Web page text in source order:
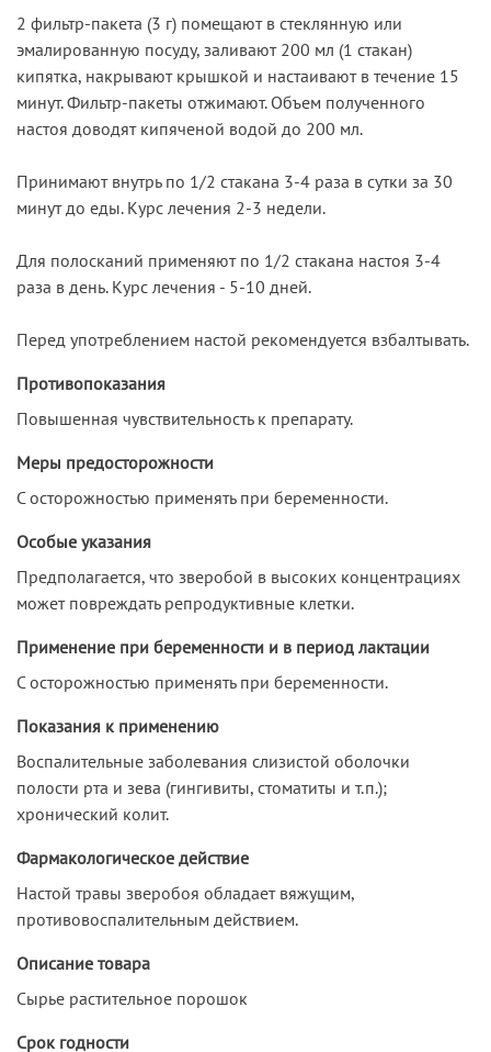
2 фильтр-пакета (3 г) помещают в стеклянную или
эмалированную посуду, заливают 200 мл (1 стакан)
кипятка, накрывают крышкой и настаивают в течение 15
минут. Фильтр-пакеты отжимают. Объем полученного
настоя доводят кипяченой водой до 200 мл.
Принимают внутрь по 1/2 стакана 3-4 раза в сутки за 30
минут до еды. Курс лечения 2-3 недели.
Для полосканий применяют по 1/2 стакана настоя 3-4
раза в день. Курс лечения - 5-10 дней.
Перед употреблением настой рекомендуется взбалтывать.
Противопоказания
Повышенная чувствительность к препарату.
Меры предосторожности
С осторожностью применять при беременности.
Особые указания
Предполагается, что зверобой в высоких концентрациях
может повреждать репродуктивные клетки.
Применение при беременности и в период лактации
С осторожностью применять при беременности.
Показания к применению
Воспалительные заболевания слизистой оболочки
полости рта и зева (гингивиты, стоматиты и т.п.);
хронический колит.
Фармакологическое действие
Настой травы зверобоя обладает вяжущим,
противовоспалительным действием.
Описание товара
Сырье растительное порошок
Срок годности